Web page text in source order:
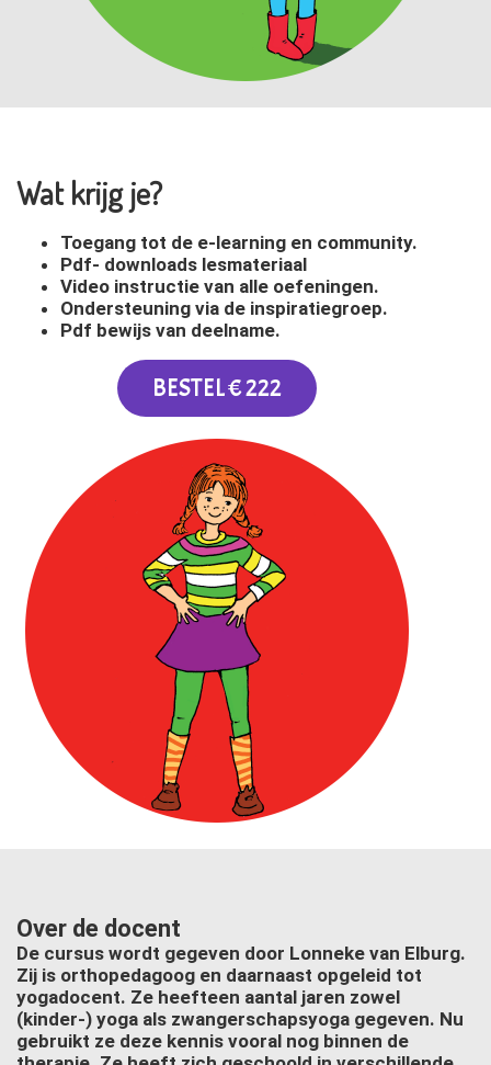
Wat krijg je?
Toegang tot de e-learning en community.
Pdf- downloads lesmateriaal
Video instructie van alle oefeningen.
Ondersteuning via de inspiratiegroep.
Pdf bewijs van deelname.
BESTEL € 222
Over de docent
De cursus wordt gegeven door Lonneke van Elburg.
Zij is orthopedagoog en daarnaast opgeleid tot
yogadocent. Ze heefteen aantal jaren zowel
(kinder-) yoga als zwangerschapsyoga gegeven. Nu
gebruikt ze deze kennis vooral nog binnen de